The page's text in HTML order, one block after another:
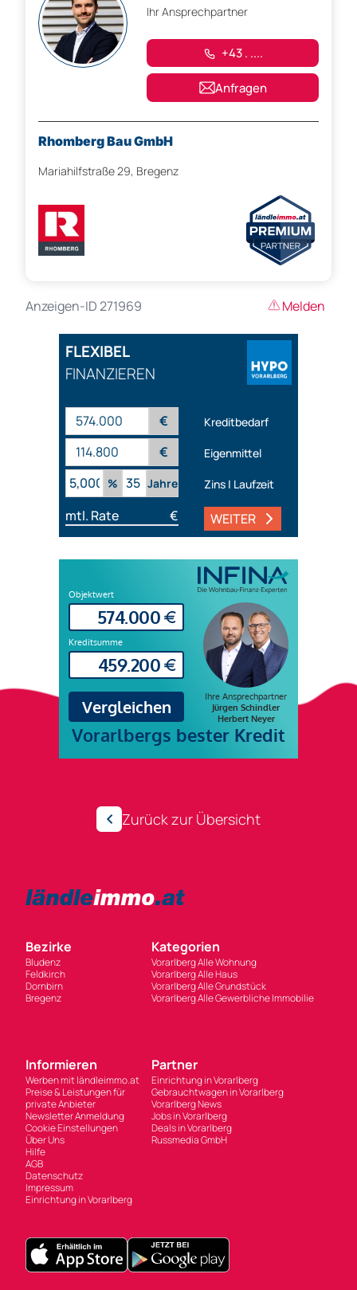
Ihr Ansprechpartner
+43 . ....
Anfragen
Rhomberg Bau GmbH
Mariahilfstraße 29, Bregenz
Anzeigen-ID 271969 Melden
FLEXIBEL
FINANZIEREN
€ Kreditbedarf
€
Eigenmittel
%
Jahre Zins | Laufzeit
mtl. Rate € WEITER
Zurück zur Übersicht
Bezirke
Bludenz
Feldkirch
Dornbirn
Bregenz
Kategorien
Vorarlberg Alle Wohnung
Vorarlberg Alle Haus
Vorarlberg Alle Grundstück
Vorarlberg Alle Gewerbliche Immobilie
Informieren
Werben mit ländleimmo.at
Preise & Leistungen für
private Anbieter
Newsletter Anmeldung
Cookie Einstellungen
Über Uns
Hilfe
AGB
Datenschutz
Impressum
Einrichtung in Vorarlberg
Partner
Einrichtung in Vorarlberg
Gebrauchtwagen in Vorarlberg
Vorarlberg News
Jobs in Vorarlberg
Deals in Vorarlberg
Russmedia GmbH